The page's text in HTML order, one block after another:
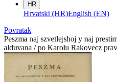
HR
Hrvatski (HR)English (EN)
Povratak
Peszma naj szvetlejshoj y naj
alduvana / po Karolu Rakovecz